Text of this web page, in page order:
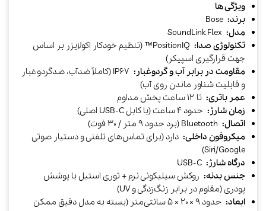
ویژگی ها
برند:
مدل:
تکنولوژی صدا:
PositionIQ™ (تنظیم خودکار اکولایزر بر اساس
جهت قرارگیری اسپیکر)​
مقاومت در برابر آب و گردوغبار:
IP67 (کاملاً ضدآب، ضدگردوغبار
و قابلیت شناور ماندن روی آب)​
عمر باتری: تا ۱۲ ساعت پخش مداوم​​
زمان شارژ: حدود ۴ ساعت (با کابل USB-C اصلی)​​
اتصال:
میکروفون داخلی: دارد (برای تماس‌های تلفنی و دستیار صوتی
Siri/Google)​
درگاه شارژ:
جنس بدنه: روکش سیلیکونی نرم + توری استیل با پوشش
پودری (مقاوم در برابر زنگ‌زدگی و UV)​​
ابعاد:
حدود ۹ × ۲۰ × ۵ سانتی‌متر (بسته به مدل دقیق ممکن